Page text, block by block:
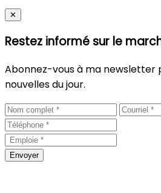
Close
✕
Restez informé sur le
Abonnez-vous à ma newsletter
nouvelles du jour.
Envoyer